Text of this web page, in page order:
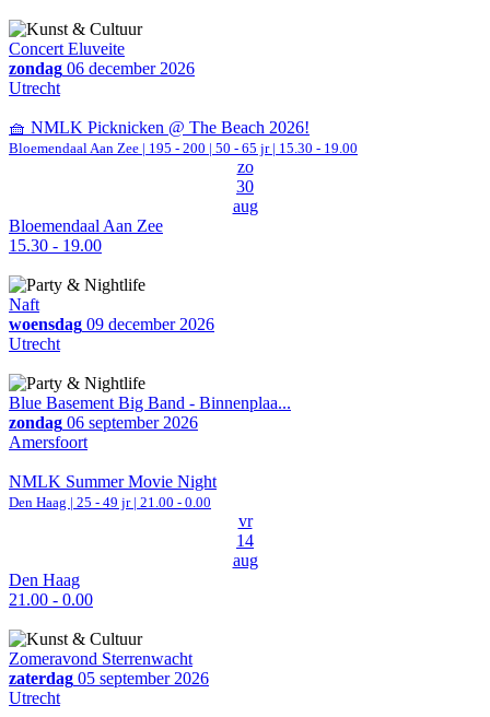
Concert Eluveite
zondag 06 december 2026
Utrecht
🧺 NMLK Picknicken @ The Beach 2026!
Bloemendaal Aan Zee | 195 - 200 | 50 - 65 jr | 15.30 - 19.00
zo
30
aug
Bloemendaal Aan Zee
15.30 - 19.00
Naft
woensdag 09 december 2026
Utrecht
Blue Basement Big Band - Binnenplaa...
zondag 06 september 2026
Amersfoort
NMLK Summer Movie Night
Den Haag | 25 - 49 jr | 21.00 - 0.00
vr
14
aug
Den Haag
21.00 - 0.00
Zomeravond Sterrenwacht
zaterdag 05 september 2026
Utrecht